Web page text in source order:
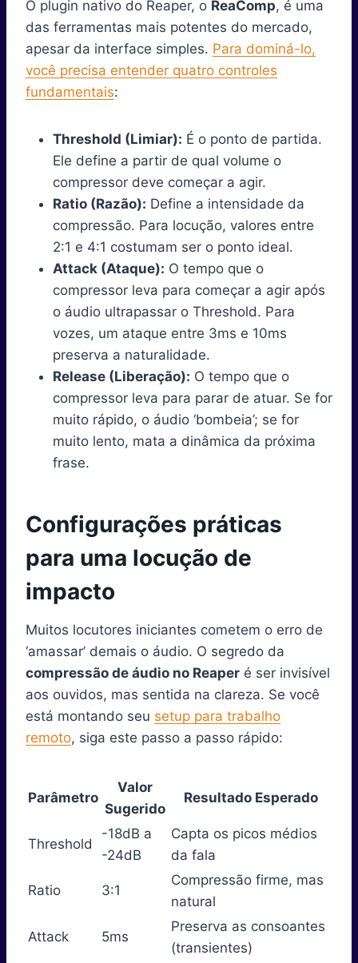
O plugin nativo do Reaper, o ReaComp, é uma
das ferramentas mais potentes do mercado,
apesar da interface simples. Para dominá-lo,
você precisa entender quatro controles
fundamentais:
Threshold (Limiar): É o ponto de partida.
Ele define a partir de qual volume o
compressor deve começar a agir.
Ratio (Razão): Define a intensidade da
compressão. Para locução, valores entre
2:1 e 4:1 costumam ser o ponto ideal.
Attack (Ataque): O tempo que o
compressor leva para começar a agir após
o áudio ultrapassar o Threshold. Para
vozes, um ataque entre 3ms e 10ms
preserva a naturalidade.
Release (Liberação): O tempo que o
compressor leva para parar de atuar. Se for
muito rápido, o áudio ‘bombeia’; se for
muito lento, mata a dinâmica da próxima
frase.
Configurações práticas
para uma locução de
impacto
Muitos locutores iniciantes cometem o erro de
‘amassar’ demais o áudio. O segredo da
compressão de áudio no Reaper é ser invisível
aos ouvidos, mas sentida na clareza. Se você
está montando seu setup para trabalho
remoto, siga este passo a passo rápido:
Parâmetro
Valor
Sugerido
Resultado Esperado
Threshold
-18dB a
-24dB
Capta os picos médios
da fala
Ratio 3:1
Compressão firme, mas
natural
Attack 5ms
Preserva as consoantes
(transientes)